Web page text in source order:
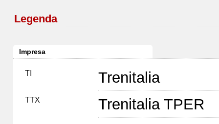
Legenda
Impresa
TI Trenitalia
TTX Trenitalia TPER